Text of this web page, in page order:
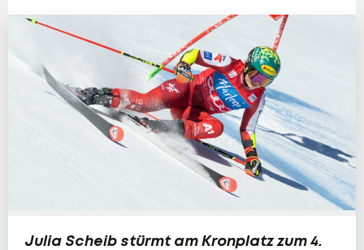
Julia Scheib stürmt am Kronplatz zum 4.